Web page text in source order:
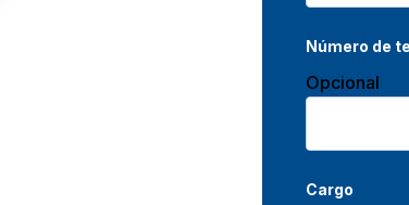
Número de
Opcional
Cargo